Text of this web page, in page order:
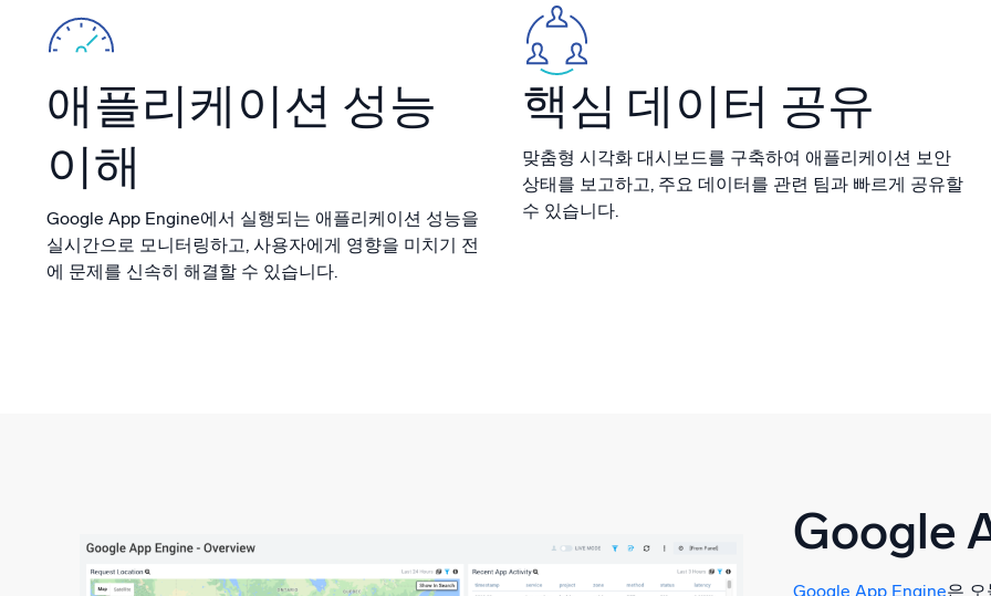
애플리케이션 성능
이해
Google App Engine에서 실행되는 애플리케이션 성능을
실시간으로 모니터링하고, 사용자에게 영향을 미치기 전
에 문제를 신속히 해결할 수 있습니다.
핵심 데이터 공유
맞춤형 시각화 대시보드를 구축하여 애플리케이션 보안
상태를 보고하고, 주요 데이터를 관련 팀과 빠르게 공유할
수 있습니다.
Google
Google App Engine은